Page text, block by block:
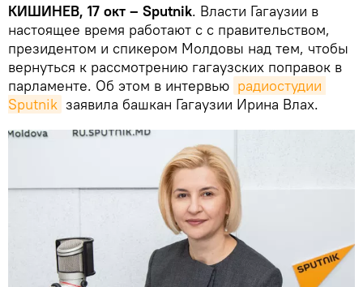
КИШИНЕВ, 17 окт – Sputnik. Власти Гагаузии в
настоящее время работают с с правительством,
президентом и спикером Молдовы над тем, чтобы
вернуться к рассмотрению гагаузских поправок в
парламенте. Об этом в интервью радиостудии
Sputnik заявила башкан Гагаузии Ирина Влах.